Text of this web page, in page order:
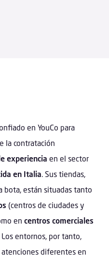
en YouCo para
la contratación
experiencia en el sector
en Italia. Sus tiendas,
bota, están situadas tanto
(centros de ciudades y
encentros comerciales
Los entornos, por tanto,
diferentes en